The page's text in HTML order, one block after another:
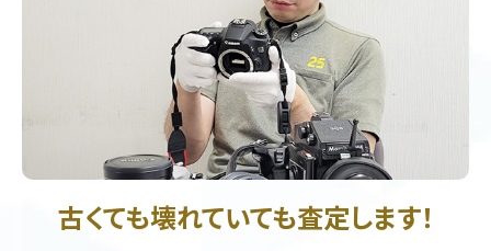
古くても壊れていても査定します！